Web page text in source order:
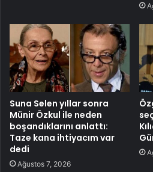
Suna Selen yıllar sonra
Münir Özkul ile neden
boşandıklarını anlattı:
Taze kana ihtiyacım var
dedi
Ağustos 7, 2026